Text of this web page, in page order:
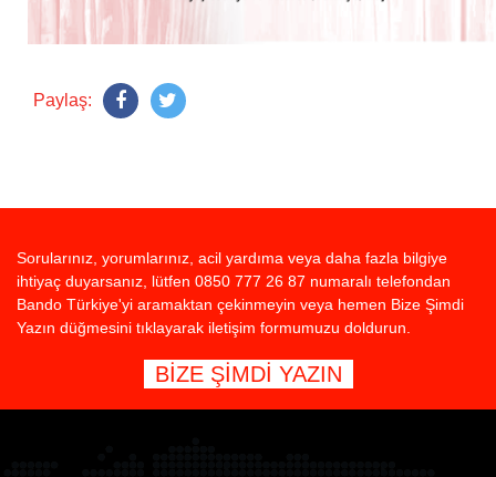
Paylaş:
Sorularınız, yorumlarınız, acil yardıma veya daha fazla bilgiye
ihtiyaç duyarsanız, lütfen 0850 777 26 87 numaralı telefondan
Bando Türkiye'yi aramaktan çekinmeyin veya hemen Bize Şimdi
Yazın düğmesini tıklayarak iletişim formumuzu doldurun.
BİZE ŞİMDİ YAZIN